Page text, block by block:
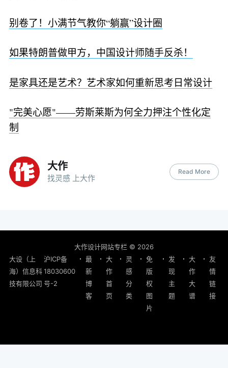
别卷了！小满节气教你“躺赢”设计圈
如果特朗普做甲方，中国设计师随手反杀！
是家具还是艺术？艺术家如何重新思考日常设计
"完美心愿"——劳斯莱斯为何全力押注个性化定
制
大作
找灵感 上大作
Read More
大作设计网站专栏 © 2026
大设（上
海）信息科
技有限公司
沪ICP备
18030600
号-2
最
新
博
客
大
作
首
页
灵
感
分
类
免
版
权
图
片
发
现
主
题
大
作
大
谱
友
情
链
接